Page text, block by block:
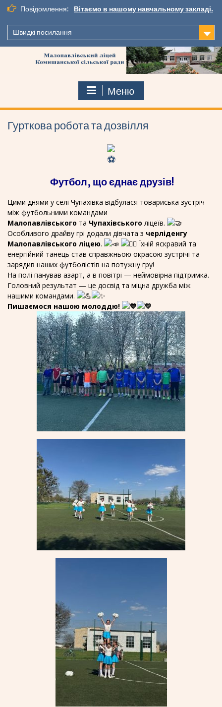
Перейти
вмісту
Повідомлення: Вітаємо в нашому навчальному закладі.
Швидкі посилання
Меню
Гурткова робота та дозвілля
Футбол, що єднає друзів!
Цими днями у селі Чупахівка відбулася товариська зустріч
між футбольними командами
Малопавлівського та Чупахівського ліцеїв.
Особливого драйву грі додали дівчата з черліденгу
Малопавлівського ліцею.
Їхній яскравий та
енергійний танець став справжньою окрасою зустрічі та
зарядив наших футболістів на потужну гру!
На полі панував азарт, а в повітрі — неймовірна підтримка.
Головний результат — це досвід та міцна дружба між
нашими командами.
Пишаємося нашою молоддю!